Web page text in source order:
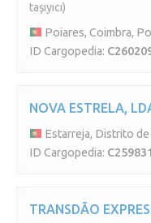
taşıyıcı)
Poiares, Coimbra,
ID Cargopedia:
NOVA ESTRELA,
Estarreja, Distrito
ID Cargopedia: C259831
TRANSDÃO